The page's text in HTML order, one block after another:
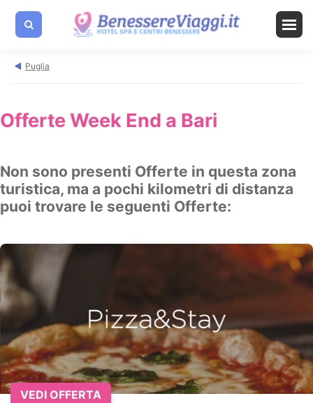
Puglia
Offerte Week End a Bari
Non sono presenti Offerte in questa zona
turistica, ma a pochi kilometri di distanza
puoi trovare le seguenti Offerte:
VEDI OFFERTA